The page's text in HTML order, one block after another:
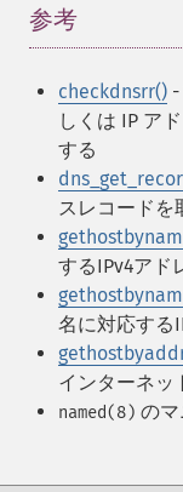
参考
checkdnsrr()
しくは IP ア
する
スレコードを
するIPv4アド
名に対応する
インターネッ
named(8) の